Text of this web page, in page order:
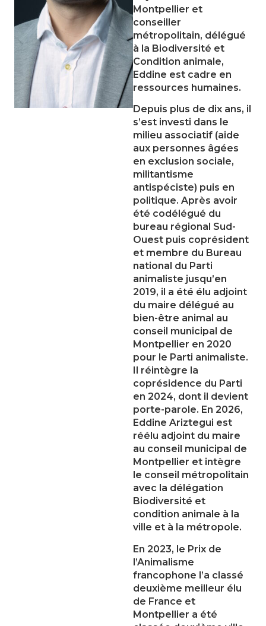
Montpellier et
conseiller
métropolitain, délégué
à la Biodiversité et
Condition animale,
Eddine est cadre en
ressources humaines.
Depuis plus de dix ans, il
s’est investi dans le
milieu associatif (aide
aux personnes âgées
en exclusion sociale,
militantisme
antispéciste) puis en
politique. Après avoir
été codélégué du
bureau régional Sud-
Ouest puis coprésident
et membre du Bureau
national du Parti
animaliste jusqu’en
2019, il a été élu adjoint
du maire délégué au
bien-être animal au
conseil municipal de
Montpellier en 2020
pour le Parti animaliste.
Il réintègre la
coprésidence du Parti
en 2024, dont il devient
porte-parole. En 2026,
Eddine Ariztegui est
réélu adjoint du maire
au conseil municipal de
Montpellier et intègre
le conseil métropolitain
avec la délégation
Biodiversité et
condition animale à la
ville et à la métropole.
En 2023, le Prix de
l’Animalisme
francophone l’a classé
deuxième meilleur élu
de France et
Montpellier a été